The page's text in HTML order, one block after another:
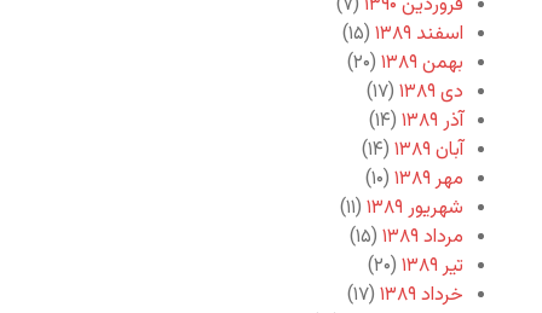
اسفند ۱۳۸۹
(۱۵)
بهمن ۱۳۸۹
(۲۰)
دی ۱۳۸۹
(۱۷)
آذر ۱۳۸۹
(۱۴)
آبان ۱۳۸۹
(۱۴)
مهر ۱۳۸۹
(۱۰)
شهریور ۱۳۸۹
(۱۱)
مرداد ۱۳۸۹
(۱۵)
تیر ۱۳۸۹
(۲۰)
خرداد ۱۳۸۹
(۱۷)